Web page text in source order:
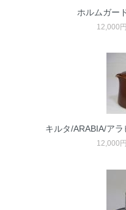
ホルムガ
12,000
キルタ/ARABIA/アラ
12,000